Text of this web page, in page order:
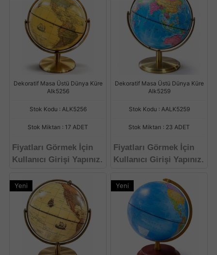
Dekoratif Masa Üstü Dünya Küre
Alk5256
Stok Kodu : ALK5256
Stok Miktarı : 17 ADET
Fiyatları Görmek İçin
Kullanıcı Girişi Yapınız.
Dekoratif Masa Üstü Dünya Küre
Alk5259
Stok Kodu : AALK5259
Stok Miktarı : 23 ADET
Fiyatları Görmek İçin
Kullanıcı Girişi Yapınız.
Yeni Yeni